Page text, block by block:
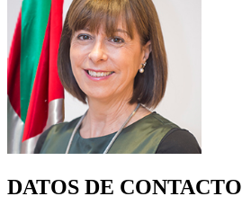
DATOS DE CONTACTO